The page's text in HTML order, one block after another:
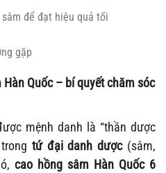
để đạt hiệu quả tối
gặp
Quốc – bí quyết chăm sóc
mệnh danh là “thần dược
tứ đại danh dược(sâm,
cao hồng sâm Hàn Quốc 6